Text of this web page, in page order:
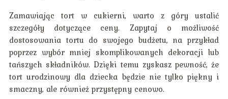
Zamawiając tort w cukierni, warto z góry ustalić
szczegóły dotyczące ceny. Zapytaj o możliwość
dostosowania tortu do swojego budżetu, na przykład
poprzez wybór mniej skomplikowanych dekoracji lub
tańszych składników. Dzięki temu zyskasz pewność, że
tort urodzinowy dla dziecka będzie nie tylko piękny i
smaczny, ale również przystępny cenowo.